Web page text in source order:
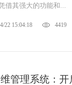
借其强大的功能和...
22 15:04:18 4419
管理系统：